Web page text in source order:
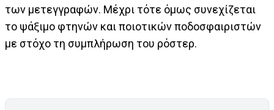
των μετεγγραφών. Μέχρι τότε όμως συνεχίζεται
το ψάξιμο φτηνών και ποιοτικών ποδοσφαιριστών
με στόχο τη συμπλήρωση του ρόστερ.